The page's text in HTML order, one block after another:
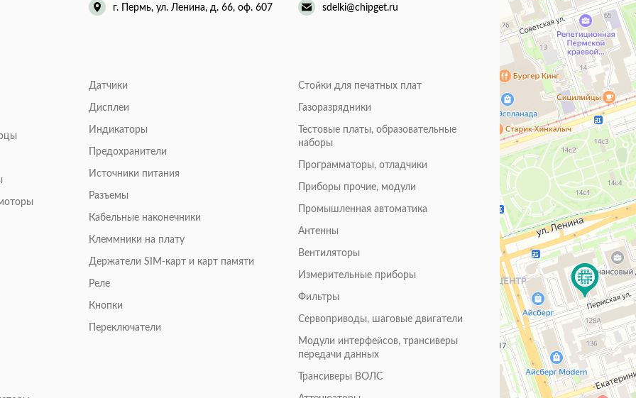
г. Пермь, ул. Ленина, д. 66, оф. 607 sdelki@chipget.ru
Датчики
Дисплеи
Индикаторы
Предохранители
Источники питания
Разъемы
Кабельные наконечники
Клеммники на плату
Держатели SIM-карт и карт памяти
Реле
Кнопки
Переключатели
Стойки для печатных плат
Газоразрядники
Тестовые платы, образовательные
наборы
Программаторы, отладчики
Приборы прочие, модули
Промышленная автоматика
Антенны
Вентиляторы
Измерительные приборы
Фильтры
Сервоприводы, шаговые двигатели
Модули интерфейсов, трансиверы
передачи данных
Трансиверы ВОЛС